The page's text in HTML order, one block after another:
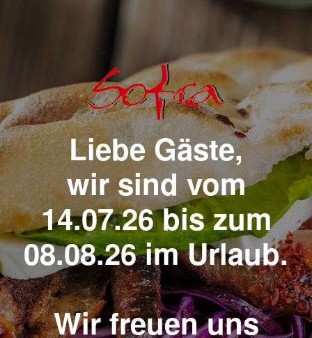
Liebe Gäste,
wir sind vom
14.07.26 bis zum
08.08.26 im Urlaub.
Wir freuen uns